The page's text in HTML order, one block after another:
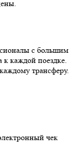
с большим
каждой поездке.
трансферу.
чек